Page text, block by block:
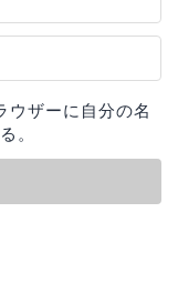
ウザーに自分の名
。